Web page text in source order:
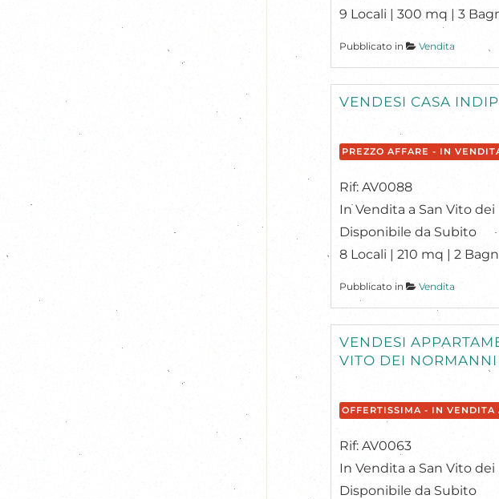
9 Locali | 300 mq | 3
Pubblicato in Vendita
VENDESI CASA
PREZZO AFFARE - IN
Rif: AV0088
In Vendita a San Vito
Disponibile da Subito
8 Locali | 210 mq | 2
Pubblicato in Vendita
VENDESI
VITO DEI NORMANNI
OFFERTISSIMA - IN
Rif: AV0063
In Vendita a San Vito
Disponibile da Subito